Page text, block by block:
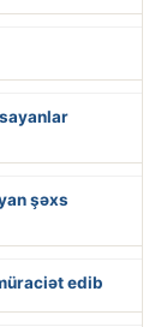
şəxs
edib